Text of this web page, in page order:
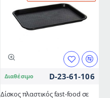
χρώμα
Διαθέσιμο D-23-61-106
Δίσκος πλαστικός fast-food σε